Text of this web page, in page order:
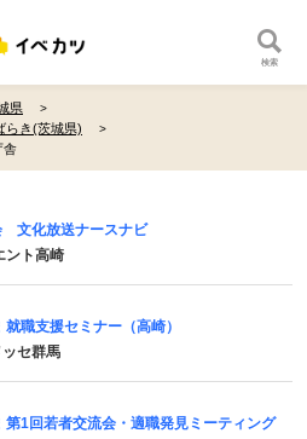
検索
県
き(茨城県)
舎
文化放送ナースナビ
ント高崎
職支援セミナー（高崎）
ッセ群馬
第1回若者交流会・適職発見ミーティング